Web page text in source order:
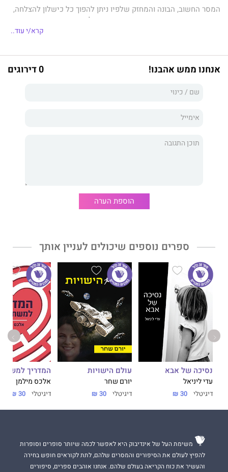
המסר החשוב, הבונה והמחזק שלפיו ניתן להפוך כל כישלון להצלחה,
הוא אבן יסוד חינוכית ואחד ממרכיבי ההצלחה החשובים ביותר
בכל פעם שתחוו כישלון ואכזבה, שַאלו: "מה סבא היה עושה?" ותוכלו
אלון נצראוהב לבנות, לתקן, לחדש וליצור מחוץ לקופסה כדרך חיים
בסיס יומי. לפי תפיסתו, ההבדל בין הטובים למצוינים טמון ביכולות
קרא/י עוד..
אנחנו ממש אהבנו! 0 דירוגים
הוספת הערה
ספרים נוספים שיכולים לעניין אותך
נסיכה של אבא
עדי ליניאל
דיגיטלי 30 ₪
עולם הישויות
יורם שחר
דיגיטלי 30 ₪
המדריך
אלכס מילמן
דיגיטלי 30 ₪
משימת העל של אינדיבוק היא לאפשר לכמה שיותר סופרים וסופרות
להפיץ לעולם את הסיפורים והמסרים שלהם, לתת לקוראים חופש בחירה
והעשיר את כוח הקריאה בעולם שלהם. אנחנו אוהבים ספרים, סיפורים